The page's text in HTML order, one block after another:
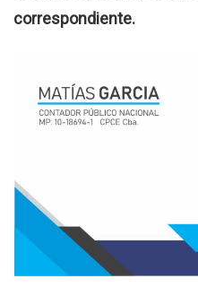
correspondiente.